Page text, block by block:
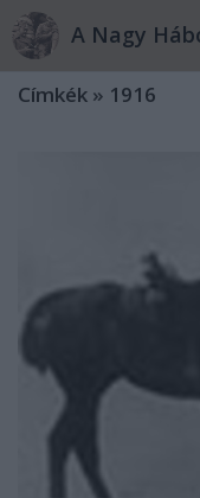
A Nagy
Címkék » 1916